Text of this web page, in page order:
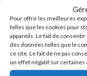
Pour offrir les meilleures
telles que les cookies pour
appareils. Le fait de
des données telles que le
ce site. Le fait de ne pas
un effet négatif sur